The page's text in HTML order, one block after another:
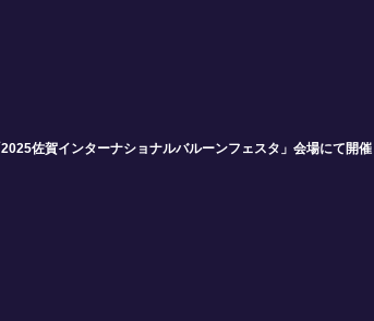
佐賀インターナショナルバルーンフェスタ」会場にて開催